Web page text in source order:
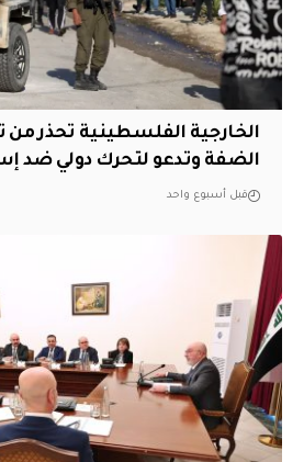
الخارجية الفلسطينية تحذر من
الضفة وتدعو لتحرك دولي ضد
قبل أسبوع واحد